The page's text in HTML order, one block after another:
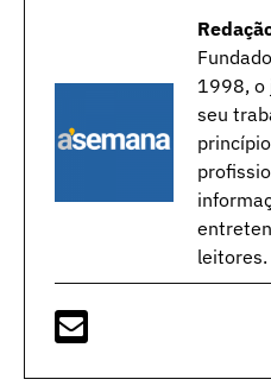
1998, o
seu
leitores.